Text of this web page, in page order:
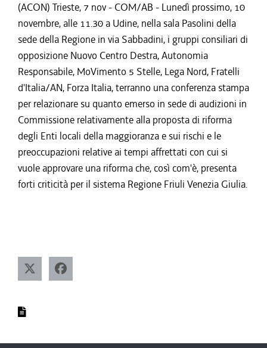
(ACON) Trieste, 7 nov - COM/AB - Lunedì prossimo, 10
novembre, alle 11.30 a Udine, nella sala Pasolini della
sede della Regione in via Sabbadini, i gruppi consiliari di
opposizione Nuovo Centro Destra, Autonomia
Responsabile, MoVimento 5 Stelle, Lega Nord, Fratelli
d'Italia/AN, Forza Italia, terranno una conferenza stampa
per relazionare su quanto emerso in sede di audizioni in
Commissione relativamente alla proposta di riforma
degli Enti locali della maggioranza e sui rischi e le
preoccupazioni relative ai tempi affrettati con cui si
vuole approvare una riforma che, così com'è, presenta
forti criticità per il sistema Regione Friuli Venezia Giulia.